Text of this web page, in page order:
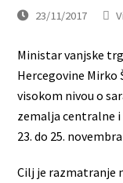
23/11/2017
Ministar vanjske
Hercegovine Mirko
visokom nivou o
zemalja centralne i
23. do 25.
Cilj je razmatranje